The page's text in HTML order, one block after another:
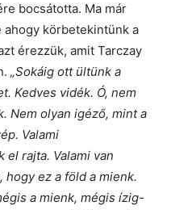
bocsátotta. Ma már
ahogy körbetekintünk a
érezzük, amit Tarczay
„Sokáig ott ültünk a
Kedves vidék. Ó, nem
Nem olyan igéző, mint a
Valami
el rajta. Valami van
hogy ez a föld a mienk.
a mienk, mégis ízig-